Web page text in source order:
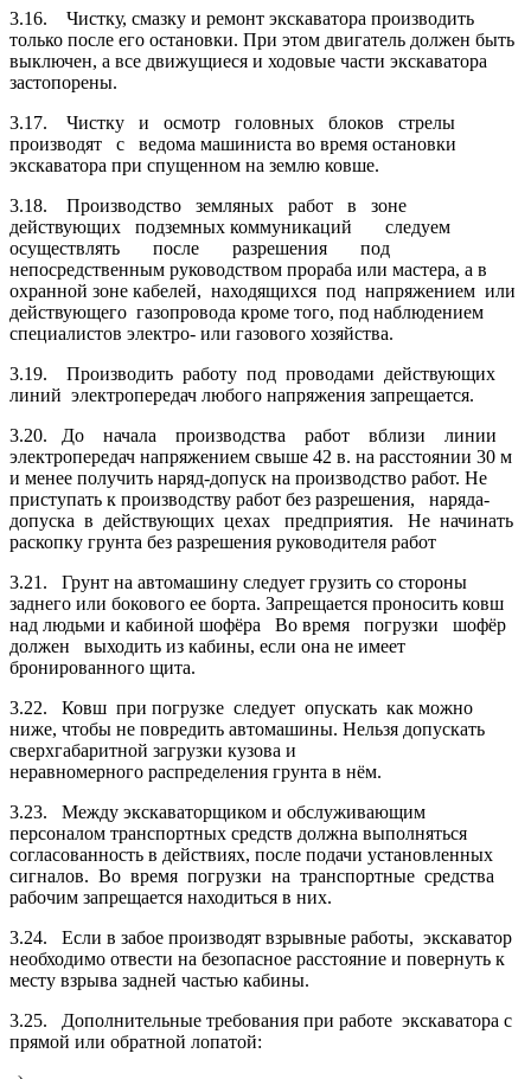
3.16. Чистку, смазку и ремонт экскаватора производить
только после его остановки. При этом двигатель должен быть
выключен, а все движущиеся и ходовые части экскаватора
застопорены.
3.17. Чистку и осмотр головных блоков стрелы
производят с ведома машиниста во время остановки
экскаватора при спущенном на землю ковше.
3.18. Производство земляных работ в зоне
действующих подземных коммуникаций следуем
осуществлять после разрешения под
непосредственным руководством прораба или мастера, а в
охранной зоне кабелей, находящихся под напряжением или
действующего газопровода кроме того, под наблюдением
специалистов электро- или газового хозяйства.
3.19. Производить работу под проводами действующих
линий электро­передач любого напряжения запрещается.
3.20. До начала производства работ вблизи линии
электропередач напряжением свыше 42 в. на расстоянии 30 м
и менее получить наряд-допуск на производство работ. Не
приступать к производству работ без разрешения, наряда-
допуска в действующих цехах предприятия. Не начинать
раскопку грунта без разрешения руководителя работ
3.21. Грунт на автомашину следует грузить со стороны
заднего или бокового ее борта. Запрещается проносить ковш
над людьми и кабиной шофёра Во время погрузки шофёр
должен выходить из кабины, если она не имеет
бронированного щита.
3.22. Ковш при погрузке следует опускать как можно
ниже, чтобы не повредить автомашины. Нельзя допускать
сверхгабаритной загрузки кузова и
неравномерного распределения грунта в нём.
3.23. Между экскаваторщиком и обслуживающим
персоналом транспортных средств должна выполняться
согласованность в действиях, после подачи установленных
сигналов. Во время погрузки на транспортные средства
рабочим запрещается находиться в них.
3.24. Если в забое производят взрывные работы, экскаватор
необходимо отвести на безопасное расстояние и повернуть к
месту взрыва задней частью кабины.
3.25. Дополнительные требования при работе экскаватора с
прямой или обратной лопатой: